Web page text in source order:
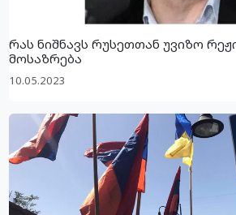
რას ნიშნავს რუსეთთან უვიზო
მოსაზრება
10.05.2023